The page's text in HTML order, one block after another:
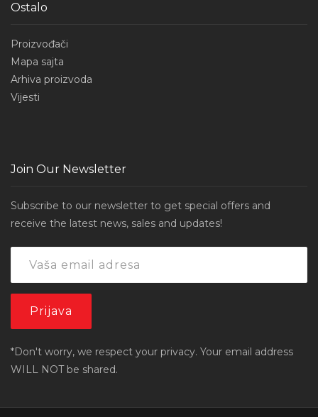
Ostalo
Proizvođači
Mapa sajta
Arhiva proizvoda
Vijesti
Join Our Newsletter
Subscribe to our newsletter to get special offers and
receive the latest news, sales and updates!
*Don't worry, we respect your privacy. Your email address
WILL NOT be shared.